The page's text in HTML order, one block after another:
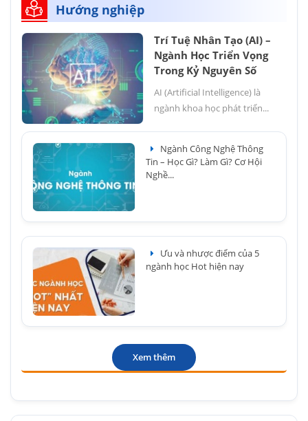
Hướng nghiệp
Trí Tuệ Nhân Tạo (AI) –
Ngành Học Triển Vọng
Trong Kỷ Nguyên Số
AI (Artificial Intelligence) là
ngành khoa học phát triển...
Ngành Công Nghệ Thông
Tin – Học Gì? Làm Gì? Cơ Hội
Nghề...
Ưu và nhược điểm của 5
ngành học Hot hiện nay
Xem thêm